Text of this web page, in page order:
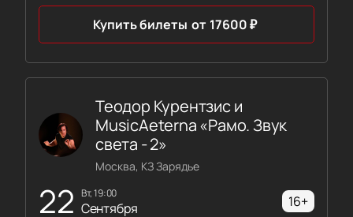
Купить билеты от 17600₽
22 вт, 19:00
Сентября
Теодор Курентзис и
MusicAeterna «Рамо. Звук
света - 2»
Москва, КЗ Зарядье
16+